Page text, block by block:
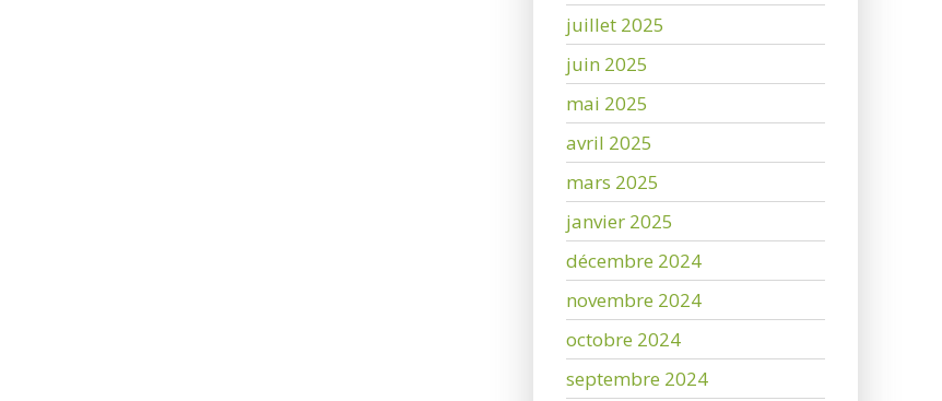
juillet 2025
juin 2025
mai 2025
avril 2025
mars 2025
janvier 2025
décembre 2024
novembre 2024
octobre 2024
septembre 2024